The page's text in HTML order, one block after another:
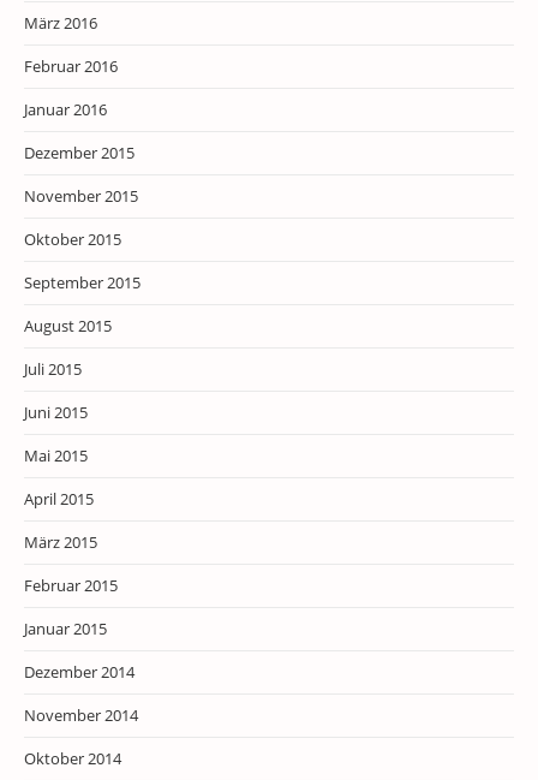
März 2016
Februar 2016
Januar 2016
Dezember 2015
November 2015
Oktober 2015
September 2015
August 2015
Juli 2015
Juni 2015
Mai 2015
April 2015
März 2015
Februar 2015
Januar 2015
Dezember 2014
November 2014
Oktober 2014